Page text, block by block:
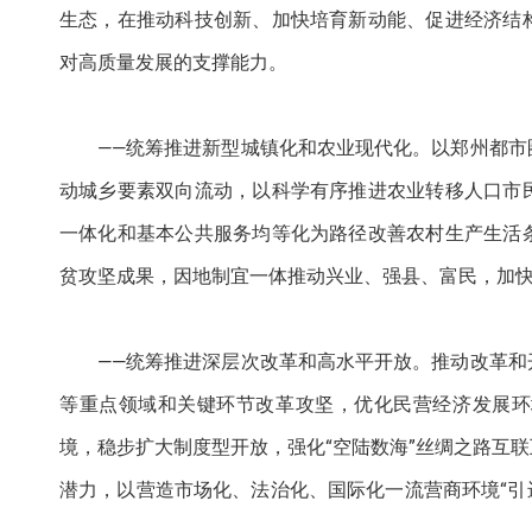
生态，在推动科技创新、加快培育新动能、促进经济
对高质量发展的支撑能力。
——统筹推进新型城镇化和农业现代化。以郑州都
动城乡要素双向流动，以科学有序推进农业转移人口
一体化和基本公共服务均等化为路径改善农村生产生
贫攻坚成果，因地制宜一体推动兴业、强县、富民，加
——统筹推进深层次改革和高水平开放。推动改革
等重点领域和关键环节改革攻坚，优化民营经济发展
境，稳步扩大制度型开放，强化“空陆数海”丝绸之路互
潜力，以营造市场化、法治化、国际化一流营商环境“